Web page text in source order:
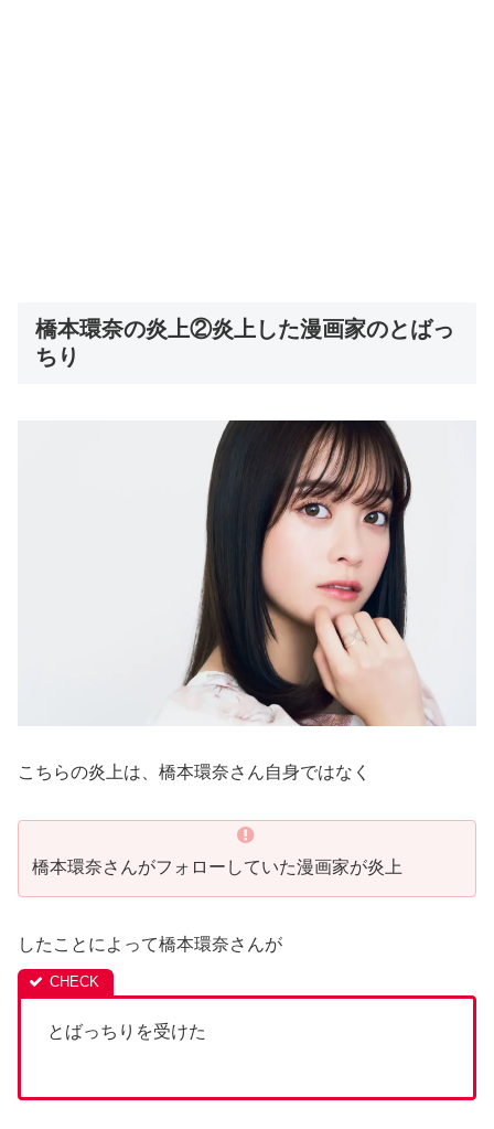
橋本環奈の炎上②炎上した漫画家のとばっ
ちり
こちらの炎上は、橋本環奈さん自身ではなく
橋本環奈さんがフォローしていた漫画家が炎上
したことによって橋本環奈さんが
とばっちりを受けた